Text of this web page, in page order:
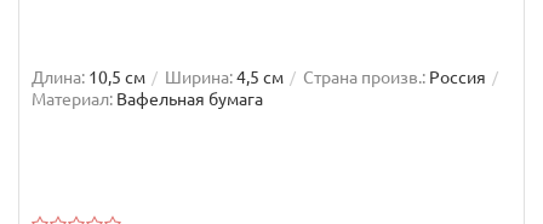
Длина: 10,5 см Ширина:4,5 см Страна произв.: Россия
Материал: Вафельная бумага